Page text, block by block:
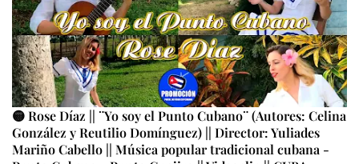
🟡 Rose Díaz || ¨Yo soy el Punto Cubano¨ (Autores: Celina
González y Reutilio Domínguez) || Director: Yuliades
Mariño Cabello || Música popular tradicional cubana -